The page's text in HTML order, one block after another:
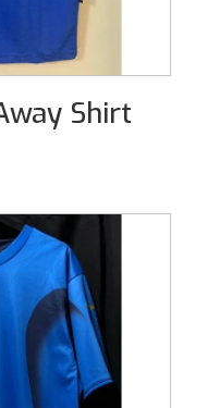
Shirt